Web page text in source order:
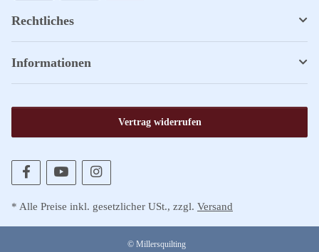
Rechtliches
Informationen
Vertrag widerrufen
* Alle Preise inkl. gesetzlicher USt., zzgl. Versand
© Millersquilting